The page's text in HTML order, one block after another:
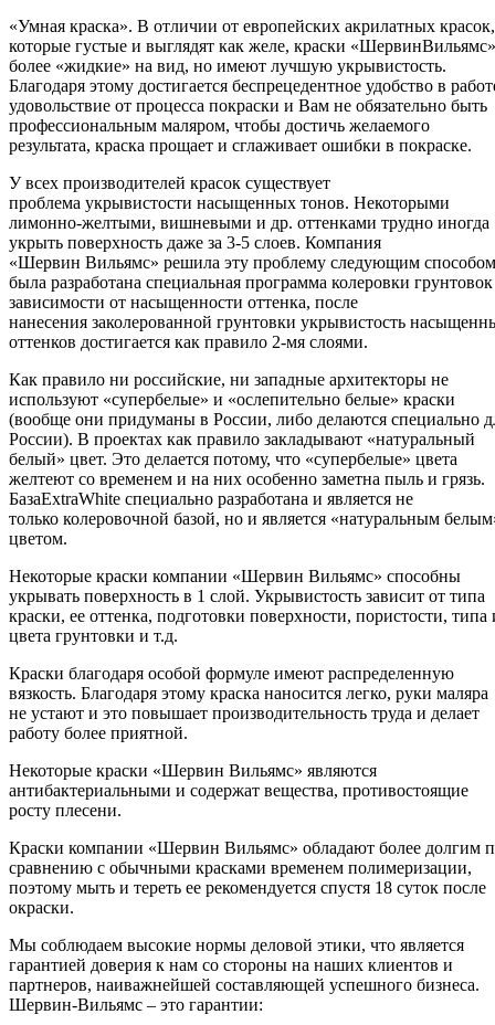
«Умная краска». В отличии от европейских акрилатных красок,
которые густые и выглядят как желе, краски «ШервинВильямс»
более «жидкие» на вид, но имеют лучшую укрывистость.
Благодаря этому достигается беспрецедентное удобство в
удовольствие от процесса покраски и Вам не обязательно быть
профессиональным маляром, чтобы достичь желаемого
результата, краска прощает и сглаживает ошибки в покраске.
У всех производителей красок существует
проблема укрывистости насыщенных тонов. Некоторыми
лимонно-желтыми, вишневыми и др. оттенками трудно иногда
укрыть поверхность даже за 3-5 слоев. Компания
«Шервин Вильямс» решила эту проблему следующим
была разработана специальная программа колеровки
зависимости от насыщенности оттенка, после
нанесения заколерованной грунтовки укрывистость
оттенков достигается как правило 2-мя слоями.
Как правило ни российские, ни западные архитекторы не
используют «супербелые» и «ослепительно белые» краски
(вообще они придуманы в России, либо делаются специально
России). В проектах как правило закладывают «натуральный
белый» цвет. Это делается потому, что «супербелые» цвета
желтеют со временем и на них особенно заметна пыль и грязь.
БазаExtraWhite специально разработана и является не
только колеровочной базой, но и является «натуральным
цветом.
Некоторые краски компании «Шервин Вильямс» способны
укрывать поверхность в 1 слой. Укрывистость зависит от типа
краски, ее оттенка, подготовки поверхности, пористости, типа
цвета грунтовки и т.д.
Краски благодаря особой формуле имеют распределенную
вязкость. Благодаря этому краска наносится легко, руки маляра
не устают и это повышает производительность труда и делает
работу более приятной.
Некоторые краски «Шервин Вильямс» являются
антибактериальными и содержат вещества, противостоящие
росту плесени.
Краски компании «Шервин Вильямс» обладают более долгим
сравнению с обычными красками временем полимеризации,
поэтому мыть и тереть ее рекомендуется спустя 18 суток после
окраски.
Мы соблюдаем высокие нормы деловой этики, что является
гарантией доверия к нам со стороны на наших клиентов и
партнеров, наиважнейшей составляющей успешного бизнеса.
Шервин-Вильямс – это гарантии: